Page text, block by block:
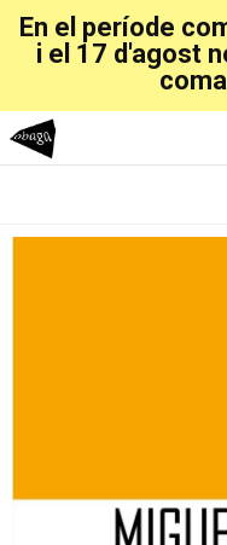
En el període
i el 17 d'agost